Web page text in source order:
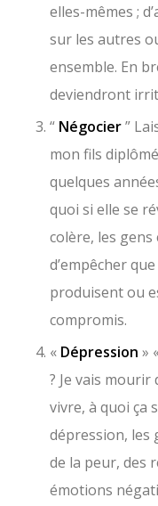
elles-mêmes ;
sur les autres
ensemble. En
deviendront
“ Négocier”
mon fils
quelques
quoi si elle se
colère, les
d’empêcher
produisent ou
compromis.
« Dépression »
? Je vais mourir
vivre, à quoi ça
dépression, les
de la peur, des
émotions